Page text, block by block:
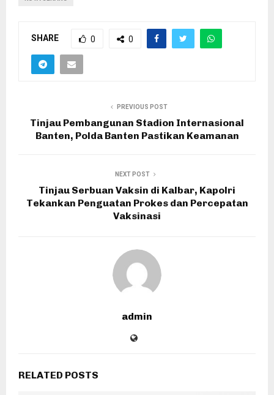
SHARE 0 0
PREVIOUS POST
Tinjau Pembangunan Stadion Internasional
Banten, Polda Banten Pastikan Keamanan
NEXT POST
Tinjau Serbuan Vaksin di Kalbar, Kapolri
Tekankan Penguatan Prokes dan Percepatan
Vaksinasi
admin
RELATED POSTS